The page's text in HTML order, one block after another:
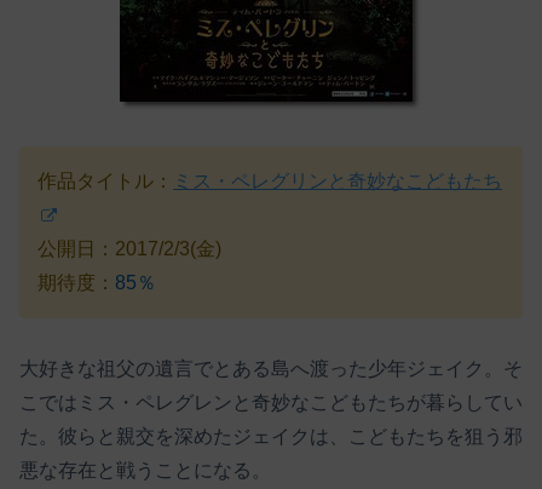
作品タイトル： ミス・ペレグリンと奇妙なこどもたち
公開日：2017/2/3(金)
期待度： 85％
大好きな祖父の遺言でとある島へ渡った少年ジェイク。そ
こではミス・ペレグレンと奇妙なこどもたちが暮らしてい
た。彼らと親交を深めたジェイクは、こどもたちを狙う邪
悪な存在と戦うことになる。